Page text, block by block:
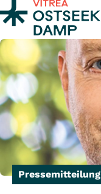
Zum Inhalt springen
Pressemitteilung